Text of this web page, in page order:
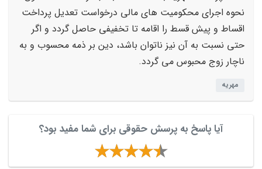
نحوه اجرای محکومیت های مالی درخواست تعدیل پرداخت
اقساط و پیش قسط را اقامه تا تخفیفی حاصل گردد و اگر
حتی نسبت به آن نیز ناتوان باشد، دین بر ذمه محسوب و به
ناچار زوج محبوس می گردد.
مهریه
آیا پاسخ به پرسش حقوقی برای شما مفید بود؟